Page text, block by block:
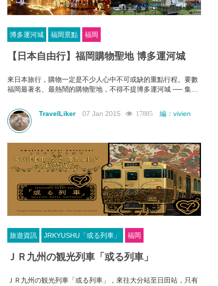
博多運河城 福岡景點 福岡
【日本自由行】福岡購物聖地 博多運河城
來日本旅行，購物一定是不少人心中不可或缺的重點行程。要數
福岡最著名、最熱鬧的購物聖地，不得不提博多運河城 ── 集商
整天，您都絕不會感到無聊。
TravelLiker 07 Jan 2015 17885 編：vivien
旅遊資訊 JRKYUSHU「或る列車」 福岡
ＪＲ九州の観光列車「或る列車」
ＪＲ九州の観光列車「或る列車」，來往大分站至日田站，只有